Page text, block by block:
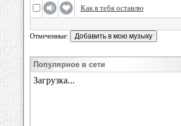
Как я тебя оставлю
Отмеченные:
Популярное в сети